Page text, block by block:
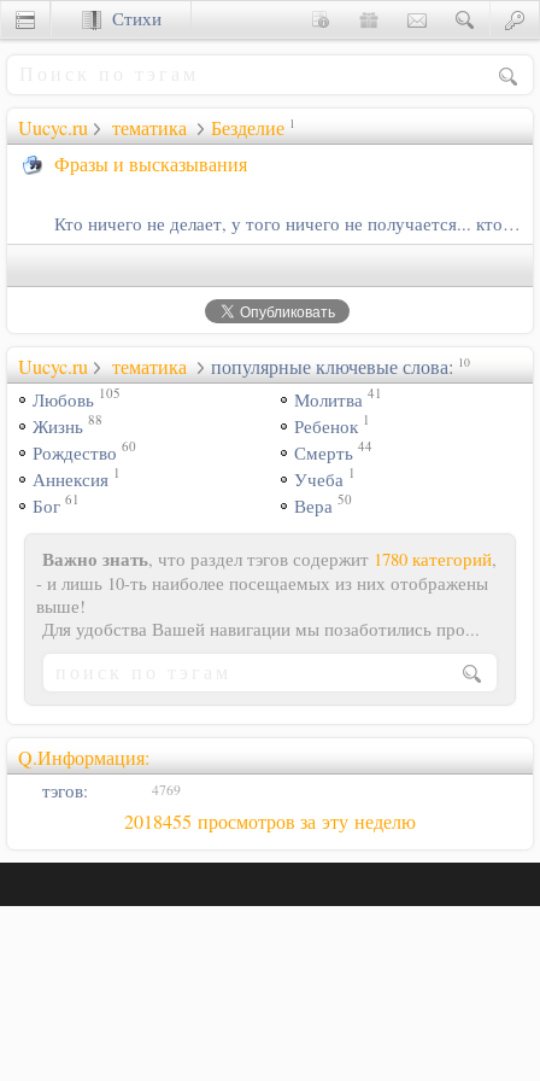
Uucyc.ru тематика Безделие 1
Фразы и высказывания
Кто ничего не делает, у того ничего не получается... кто делает, у…
Uucyc.ru тематика популярные ключевые слова: 10
Любовь 105
Жизнь 88
Рождество 60
Аннексия 1
Бог 61
Молитва 41
Ребенок 1
Смерть 44
Учеба 1
Вера 50
Важно знать, что раздел тэгов содержит 1780 категорий,
- и лишь 10-ть наиболее посещаемых из них отображены
выше!
Для удобства Вашей навигации мы позаботились про...
Q.Информация:
тэгов: 4769
2018455 просмотров за эту неделю
Стихи